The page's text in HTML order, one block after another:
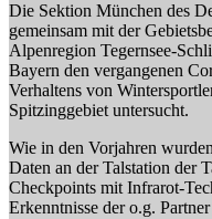
Die Sektion München des
gemeinsam mit der
Alpenregion Tegernsee-
Bayern den vergangenen
Verhaltens von
Spitzinggebiet untersucht.
Wie in den Vorjahren
Daten an der Talstation der
Checkpoints mit Infrarot-
Erkenntnisse der o.g.